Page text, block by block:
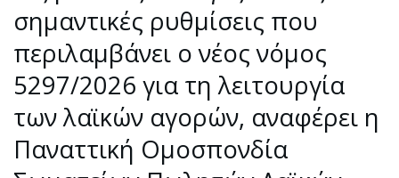
σημαντικές ρυθμίσεις που
περιλαμβάνει ο νέος νόμος
5297/2026 για τη λειτουργία
των λαϊκών αγορών, αναφέρει η
Παναττική Ομοσπονδία